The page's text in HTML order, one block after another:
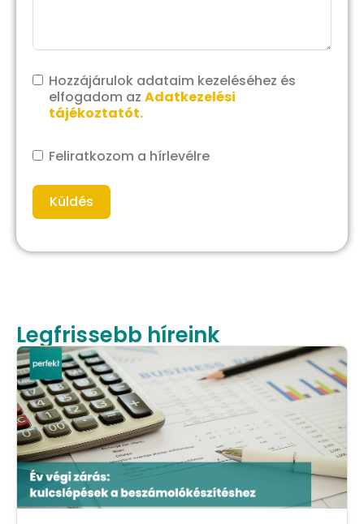
Hozzájárulok adataim kezeléséhez és
elfogadom az Adatkezelési
tájékoztatót.
Feliratkozom a hírlevélre
Küldés
Legfrissebb híreink